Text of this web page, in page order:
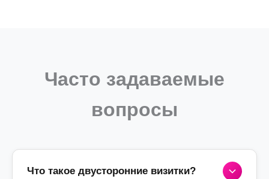
Часто задаваемые
вопросы
Что такое двусторонние визитки?